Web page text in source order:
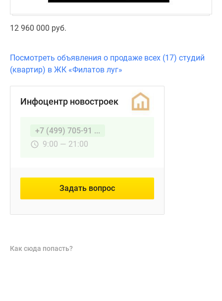
12 960 000 руб.
Посмотреть объявления о продаже всех (17) студий
(квартир) в ЖК «Филатов луг»
Инфоцентр новостроек
+7 (499) 705-91 ...
9:00 — 21:00
Задать вопрос
Как сюда попасть?